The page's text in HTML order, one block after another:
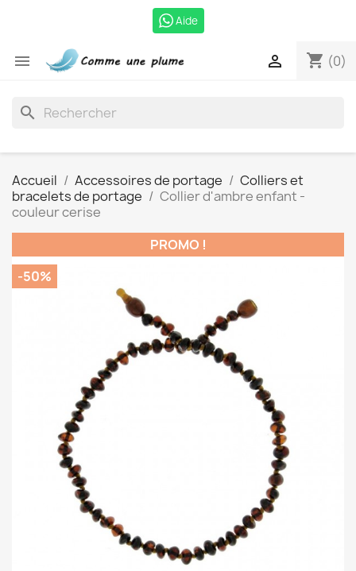
Aide
 shopping_cart (0)

search
Accueil Accessoires de portage
Colliers et
bracelets de portage
Collier d'ambre enfant -
couleur cerise
PROMO !
-50%